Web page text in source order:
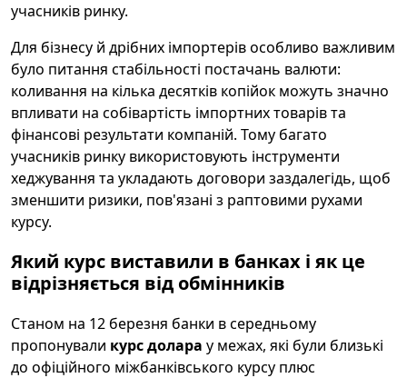
учасників ринку.
Для бізнесу й дрібних імпортерів особливо важливим
було питання стабільності постачань валюти:
коливання на кілька десятків копійок можуть значно
впливати на собівартість імпортних товарів та
фінансові результати компаній. Тому багато
учасників ринку використовують інструменти
хеджування та укладають договори заздалегідь, щоб
зменшити ризики, пов'язані з раптовими рухами
курсу.
Який курс виставили в банках і як це
відрізняється від обмінників
Станом на 12 березня банки в середньому
пропонували курс долара у межах, які були близькі
до офіційного міжбанківського курсу плюс